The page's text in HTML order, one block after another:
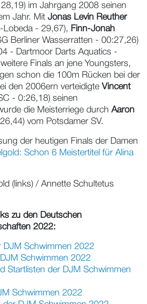
im Jahrgang 2008 seinen
Jahr. Mit Jonas Levin Reuther
Lobeda - 29,67), Finn-Jonah
Berliner Wasserratten - 00:27,26)
- Dartmoor Darts Aquatics -
Finals an jene Youngsters,
schon die 100m Rücken bei der
den 2006ern verteidigte Vincent
- 0:26,18) seinen
die Meisterriege durch Aaron
vom Potsdamer SV.
der heutigen Finals der Damen
Schon 6 Meistertitel für Alina
(links) / Annette Schultetus
zu den Deutschen
2022:
DJM Schwimmen 2022
DJM Schwimmen 2022
Startlisten der DJM Schwimmen
Schwimmen 2022